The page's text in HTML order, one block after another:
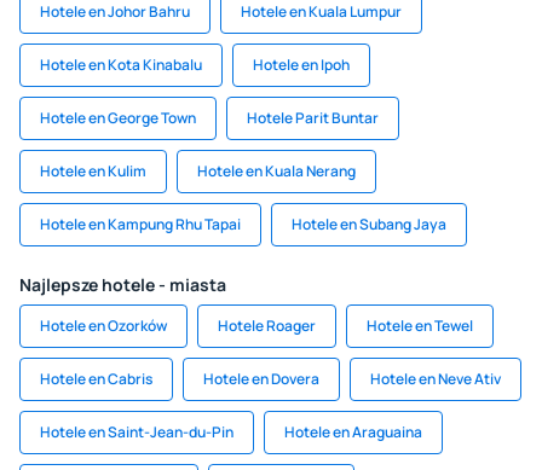
Hotele en Johor Bahru Hotele en Kuala Lumpur
Hotele en Kota Kinabalu Hotele en Ipoh
Hotele en George Town Hotele Parit Buntar
Hotele en Kulim Hotele en Kuala Nerang
Hotele en Kampung Rhu Tapai Hotele en Subang Jaya
Najlepsze hotele - miasta
Hotele en Ozorków Hotele Roager Hotele en Tewel
Hotele en Cabris Hotele en Dovera Hotele en Neve Ativ
Hotele en Saint-Jean-du-Pin Hotele en Araguaina